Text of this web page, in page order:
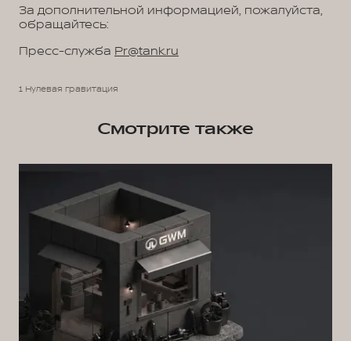
За дополнительной информацией, пожалуйста,
обращайтесь:
Пресс-служба Pr@tank.ru
1 Нулевая гравитация
Смотрите также